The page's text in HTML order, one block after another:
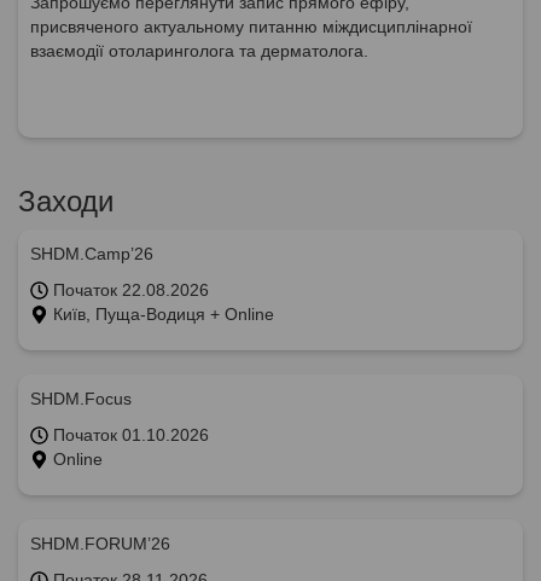
присвяченого актуальному питанню міждисциплінарної
взаємодії отоларинголога та дерматолога.
Заходи
SHDM.Camp’26
Початок 22.08.2026
Київ, Пуща-Водиця + Online
SHDM.Focus
Початок 01.10.2026
Online
SHDM.FORUM’26